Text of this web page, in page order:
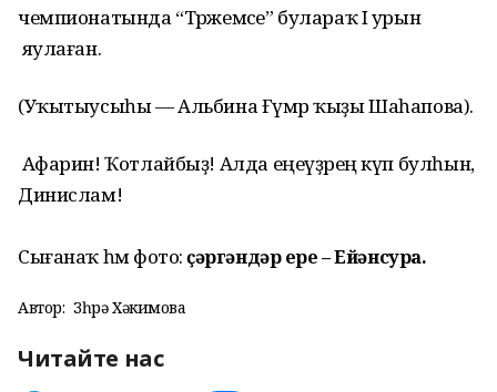
чемпионатында “Тәржемәсе” булараҡ I урын
яулаған.
(Уҡытыусыһы — Альбина Ғүмәр ҡыҙы Шаһапова).
Афарин! Ҡотлайбыҙ! Алда еңеүҙәрең күп булһын,
Динислам!
Сығанаҡ һәм фото:Үҫәргәндәр ере – Ейәнсура.
Автор: Зөһрә Хәкимова
Читайте нас